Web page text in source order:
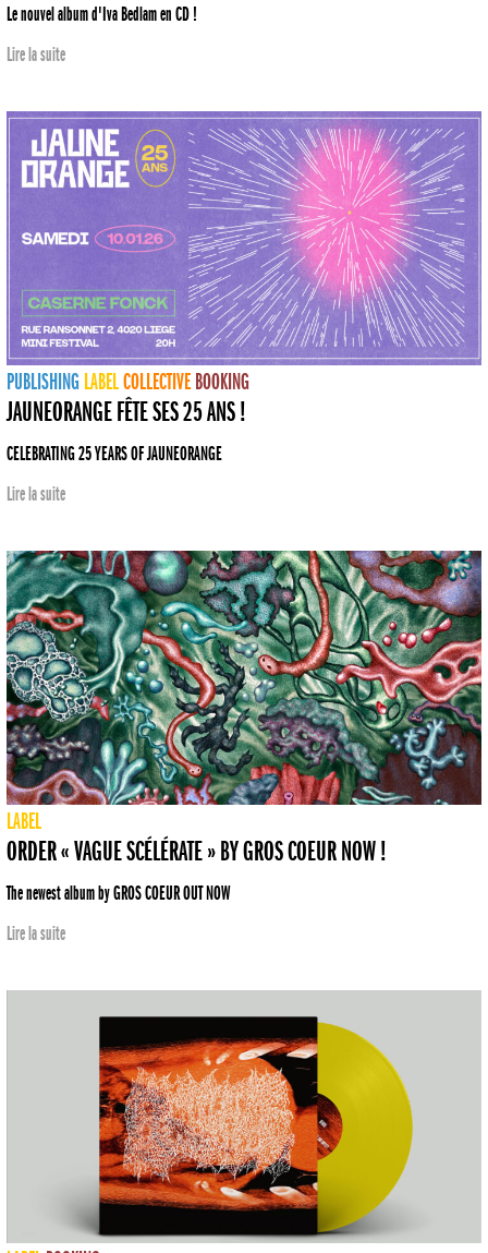
Le nouvel album d'Iva Bedlam en CD !
Lire la suite
PUBLISHING LABELCOLLECTIVE BOOKING
JAUNEORANGE FÊTE SES 25 ANS !
CELEBRATING 25 YEARS OF JAUNEORANGE
Lire la suite
LABEL
ORDER « VAGUE SCÉLÉRATE » BY GROS COEUR NOW !
The newest album by GROS COEUR OUT NOW
Lire la suite